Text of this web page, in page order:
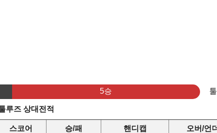
5승
루즈 상대전적
스코어 승/패 핸디캡 오버/언